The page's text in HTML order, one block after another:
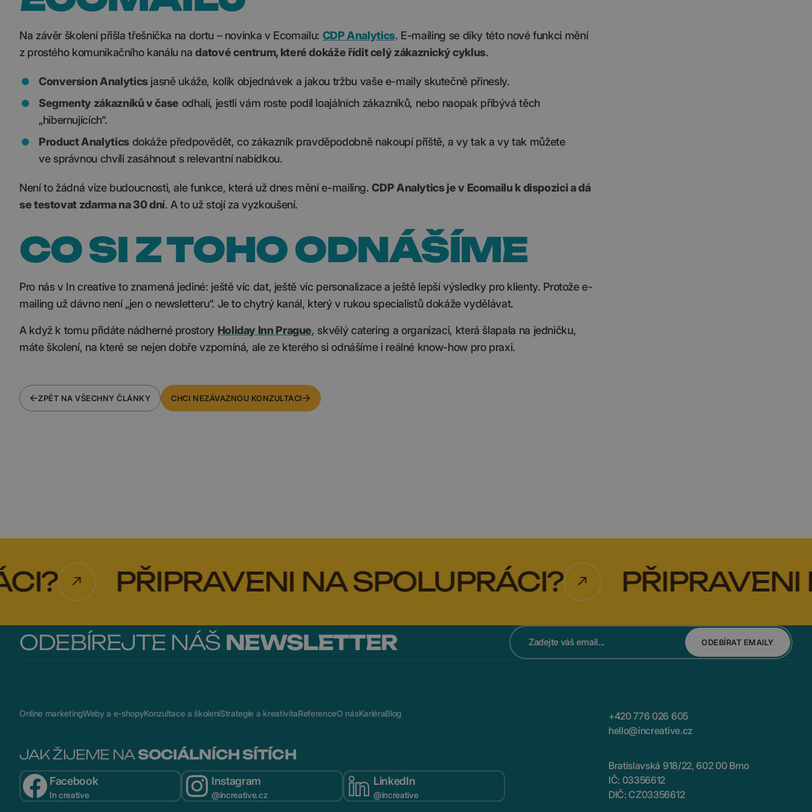
Na závěr školení přišla třešnička na dortu – novinka v Ecomailu: CDP Analytics. E-mailing se díky této nové funkci mění
z prostého komunikačního kanálu nadatové centrum, které dokáže řídit celý zákaznický cyklus.
Conversion Analyticsjasně ukáže, kolik objednávek a jakou tržbu vaše e-maily skutečně přinesly.
Segmenty zákazníků v čase odhalí, jestli vám roste podíl loajálních zákazníků, nebo naopak přibývá těch
„hibernujících“.
Product Analyticsdokáže předpovědět, co zákazník pravděpodobně nakoupí příště, a vy tak a vy tak můžete
ve správnou chvíli zasáhnout s relevantní nabídkou.
Není to žádná vize budoucnosti, ale funkce, která už dnes mění e-mailing.CDP Analytics je v Ecomailu k dispozici a dá
se testovat zdarma na 30 dní. A to už stojí za vyzkoušení.
CO SI Z TOHO ODNÁŠÍME
Pro nás v In creative to znamená jediné: ještě víc dat, ještě víc personalizace a ještě lepší výsledky pro klienty. Protože e-
mailing už dávno není „jen o newsletteru“. Je to chytrý kanál, který v rukou specialistů dokáže vydělávat.
A když k tomu přidáte nádherné prostory Holiday Inn Prague, skvělý catering a organizaci, která šlapala na jedničku,
máte školení, na které se nejen dobře vzpomíná, ale ze kterého si odnášíme i reálné know-how pro praxi.
ZPĚT NA VŠECHNY ČLÁNKY CHCI NEZÁVAZNOU KONZULTACI
PŘIPRAVENI NA SPOLUPRÁCI? PŘIPRAVENI NA
ODEBÍREJTE NÁŠ NEWSLETTER ODEBÍRAT EMAILY
Online marketingWeby a e-shopyKonzultace a školeníStrategie a kreativitaReferenceO násKariéraBlog
JAK ŽIJEME NA SOCIÁLNÍCH SÍTÍCH
Facebook
In creative
Instagram
@increative.cz
LinkedIn
@increative
+420 776 026 605
hello@increative.cz
Bratislavská 918/22, 602 00 Brno
IČ: 03356612
DIČ: CZ03356612